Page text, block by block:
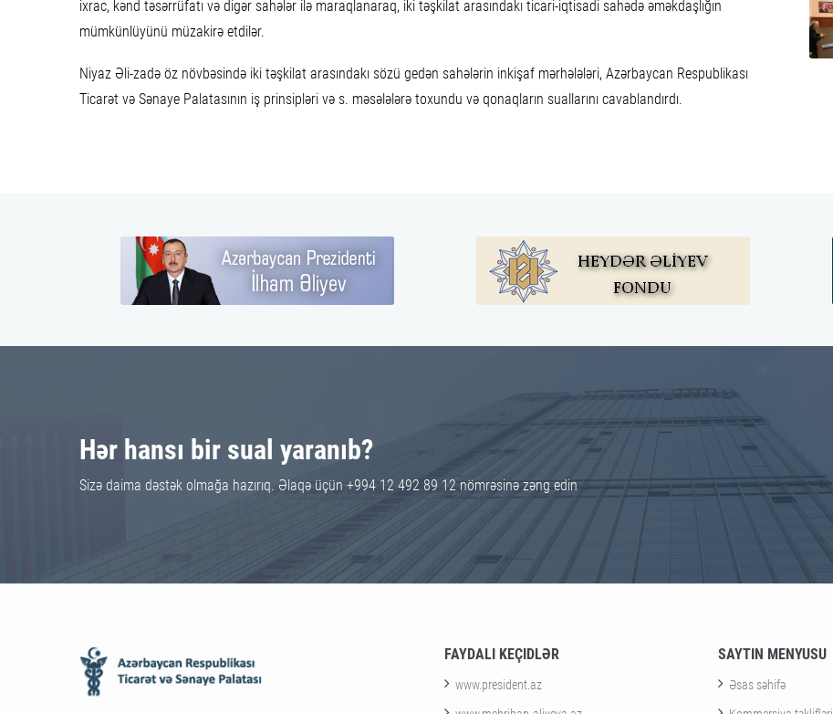
ixrac, kənd təsərrüfatı və digər sahələr ilə maraqlanaraq, iki təşkilat arasındakı ticari-iqtisadi sahədə əməkdaşlığın
mümkünlüyünü müzakirə etdilər.
Niyaz Əli-zadə öz növbəsində iki təşkilat arasındakı sözü gedən sahələrin inkişaf mərhələləri, Azərbaycan Respublikası
Ticarət və Sənaye Palatasının iş prinsipləri və s. məsələlərə toxundu və qonaqların suallarını cavablandırdı.
Hər hansı bir sual yaranıb?
Sizə daima dəstək olmağa hazırıq. Əlaqə üçün +994 12 492 89 12 nömrəsinə zəng edin
FAYDALI KEÇIDLƏR
www.president.az
SAYTIN MENYUSU
Əsas səhifə